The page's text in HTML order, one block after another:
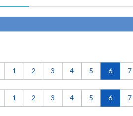
1 2 3 4 5 6 7
1 2 3 4 5 6 7